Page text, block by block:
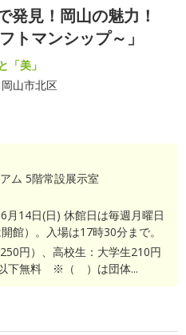
発見！岡山の魅力！
トマンシップ～」
「美」
山市北区
ム 5階常設展示室
月14日(日) 休館日は毎週月曜日
館）。入場は17時30分まで。
円）、高校生：大学生210円
以下無料 ※（ ）は団体...